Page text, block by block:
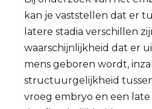
kan je vaststellen dat er
latere stadia verschillen
waarschijnlijkheid dat er
mens geboren wordt,
structuurgelijkheid
vroeg embryo en een